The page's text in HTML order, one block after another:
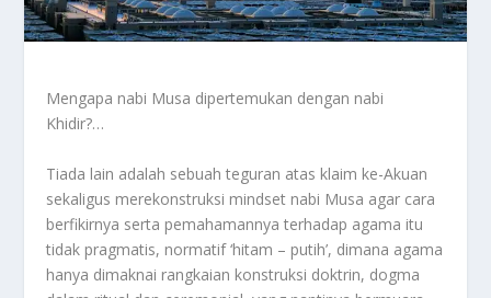
Mengapa nabi Musa dipertemukan dengan nabi
Khidir?…
Tiada lain adalah sebuah teguran atas klaim ke-Akuan
sekaligus merekonstruksi mindset nabi Musa agar cara
berfikirnya serta pemahamannya terhadap agama itu
tidak pragmatis, normatif ‘hitam – putih’, dimana agama
hanya dimaknai rangkaian konstruksi doktrin, dogma